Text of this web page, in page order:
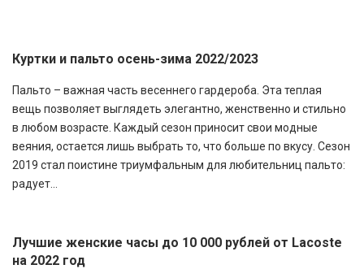
Куртки и пальто осень-зима 2022/2023
Пальто – важная часть весеннего гардероба. Эта теплая
вещь позволяет выглядеть элегантно, женственно и стильно
в любом возрасте. Каждый сезон приносит свои модные
веяния, остается лишь выбрать то, что больше по вкусу. Сезон
2019 стал поистине триумфальным для любительниц пальто:
радует...
Лучшие женские часы до 10 000 рублей от Lacoste
на 2022 год